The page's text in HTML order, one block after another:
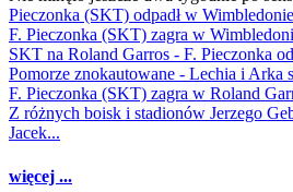
Pieczonka (SKT) odpadł w
F. Pieczonka (SKT) zagra w
SKT na Roland Garros - F. Pieczonka
Pomorze znokautowane - Lechia i Arka
F. Pieczonka (SKT) zagra w Roland
Z różnych boisk i stadionów Jerzego
Jacek...
więcej ...